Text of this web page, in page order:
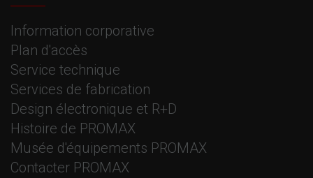
Information corporative
Plan d'accès
Service technique
Services de fabrication
Design électronique et R+D
Histoire de PROMAX
Musée d'équipements PROMAX
Contacter PROMAX